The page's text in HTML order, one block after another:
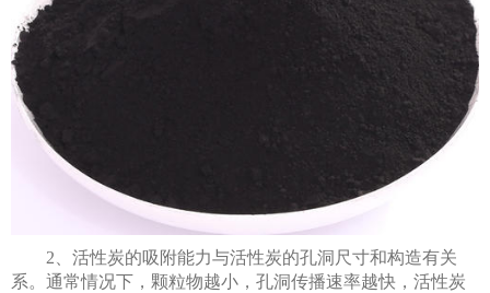
2、活性炭的吸附能力与活性炭的孔洞尺寸和构造有关
系。通常情况下，颗粒物越小，孔洞传播速率越快，活性炭